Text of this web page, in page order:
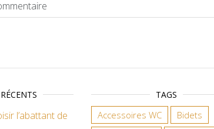
l’abattant de
TAGS
Accessoires WC
Bidets